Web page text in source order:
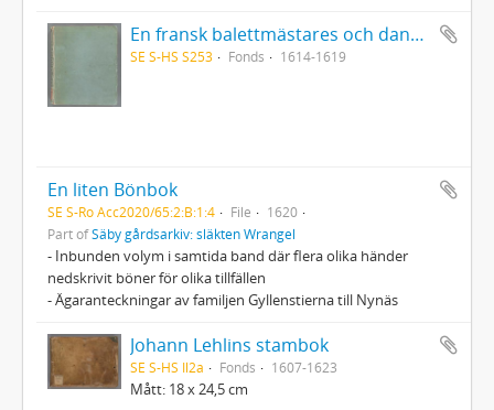
En fransk balettmästares och danslärares i Bruxelles 1614-19 anteckningsbok
SE S-HS S253 Fonds 1614-1619
En liten Bönbok
SE S-Ro Acc2020/65:2:B:1:4 File
1620
Part ofSäby gårdsarkiv: släkten Wrangel
- Inbunden volym i samtida band där flera olika händer
nedskrivit böner för olika tillfällen
- Ägaranteckningar av familjen Gyllenstierna till Nynäs
Johann Lehlins stambok
SE S-HS Il2a Fonds 1607-1623
Mått: 18 x 24,5 cm